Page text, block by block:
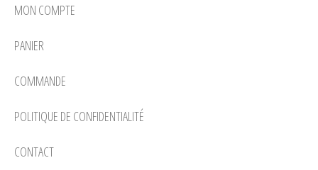
MON COMPTE
PANIER
COMMANDE
POLITIQUE DE CONFIDENTIALITÉ
CONTACT